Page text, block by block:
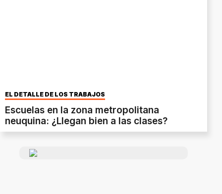
EL DETALLE DE LOS TRABAJOS
Escuelas en la zona metropolitana
neuquina: ¿Llegan bien a las clases?